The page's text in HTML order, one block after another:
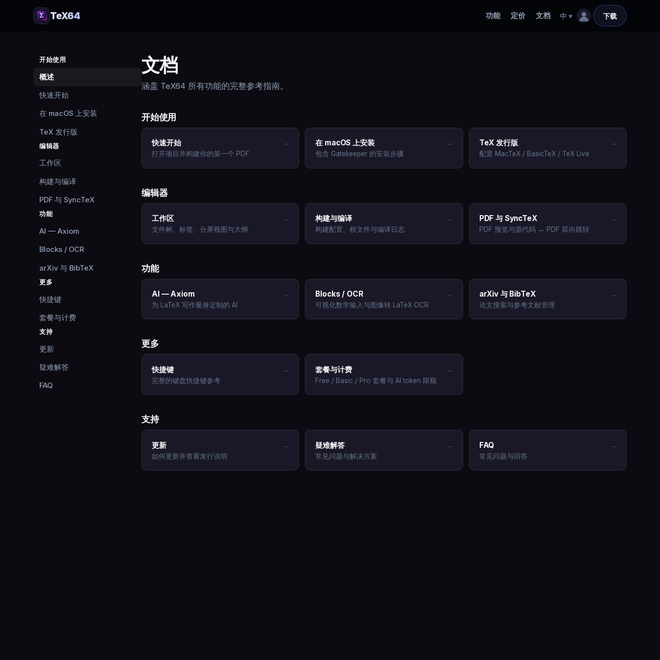
TeX64 功能 定价 文档 中 ▾ 下载
开始使用
概述
快速开始
在 macOS 上安装
TeX 发行版
编辑器
工作区
构建与编译
PDF 与 SyncTeX
功能
AI — Axiom
Blocks / OCR
arXiv 与 BibTeX
更多
快捷键
套餐与计费
支持
更新
疑难解答
FAQ
文档
涵盖 TeX64 所有功能的完整参考指南。
开始使用
快速开始
打开项目并构建你的第一个 PDF
→ 在 macOS 上安装
包含 Gatekeeper 的安装步骤
→ TeX 发行版
配置 MacTeX / BasicTeX / TeX Live
→
编辑器
工作区
文件树、标签、分屏视图与大纲
→ 构建与编译
构建配置、根文件与编译日志
→ PDF 与 SyncTeX
PDF 预览与源代码 ↔ PDF 双向跳转
→
功能
AI — Axiom
为 LaTeX 写作量身定制的 AI
→ Blocks / OCR
可视化数学输入与图像转 LaTeX OCR
→ arXiv 与 BibTeX
论文搜索与参考文献管理
→
更多
快捷键
完整的键盘快捷键参考
→ 套餐与计费
Free / Basic / Pro 套餐与 AI token 限额
→
支持
更新
如何更新并查看发行说明
→ 疑难解答
常见问题与解决方案
→ FAQ
常见问题与回答
→